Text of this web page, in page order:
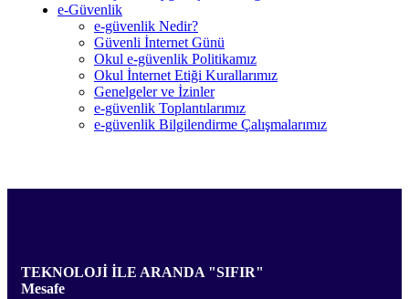
e-Güvenlik
e-güvenlik Nedir?
Güvenli İnternet Günü
Okul e-güvenlik Politikamız
Okul İnternet Etiği Kurallarımız
Genelgeler ve İzinler
e-güvenlik Toplantılarımız
e-güvenlik Bilgilendirme Çalışmalarımız
TEKNOLOJİ İLE ARANDA "SIFIR"
Mesafe